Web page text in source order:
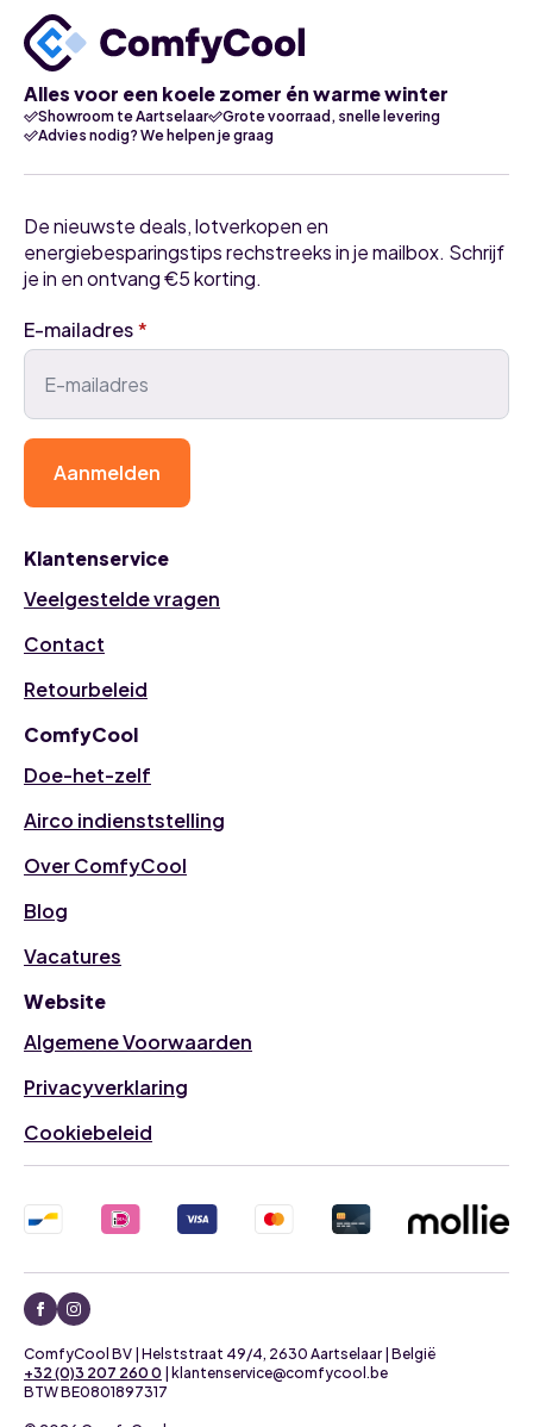
Alles voor een koele zomer én warme winter
Showroom te Aartselaar
Grote voorraad, snelle levering
Advies nodig? We helpen je graag
Klantenservice
Veelgestelde vragen
Contact
Retourbeleid
ComfyCool
Doe-het-zelf
Airco indienststelling
Over ComfyCool
Blog
Vacatures
Website
Algemene Voorwaarden
Privacyverklaring
Cookiebeleid
De nieuwste deals, lotverkopen en
energiebesparingstips rechstreeks in je mailbox. Schrijf
je in en ontvang €5 korting.
E-mailadres*
Aanmelden
+32 (0)3 207 260 0 | klantenservice@comfycool.be
BTW BE0801897317
ComfyCool BV | Helststraat 49/4, 2630 Aartselaar | België